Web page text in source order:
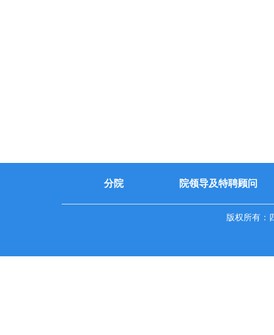
版权所有
分院 院领导及特聘顾问